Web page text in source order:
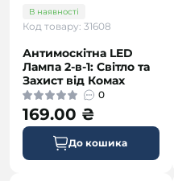
В наявності
Код товару: 31608
Антимоскітна LED
Лампа 2-в-1: Світло та
Захист від Комах
0
169.00 ₴
До кошика